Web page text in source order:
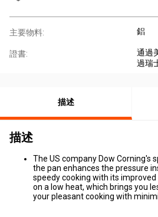
主要物料: 鋁
證書: 通過
過瑞
描述
描述
The US company Dow Corning's
the pan enhances the pressure
speedy cooking with its
on a low heat, which brings you
your pleasant cooking with